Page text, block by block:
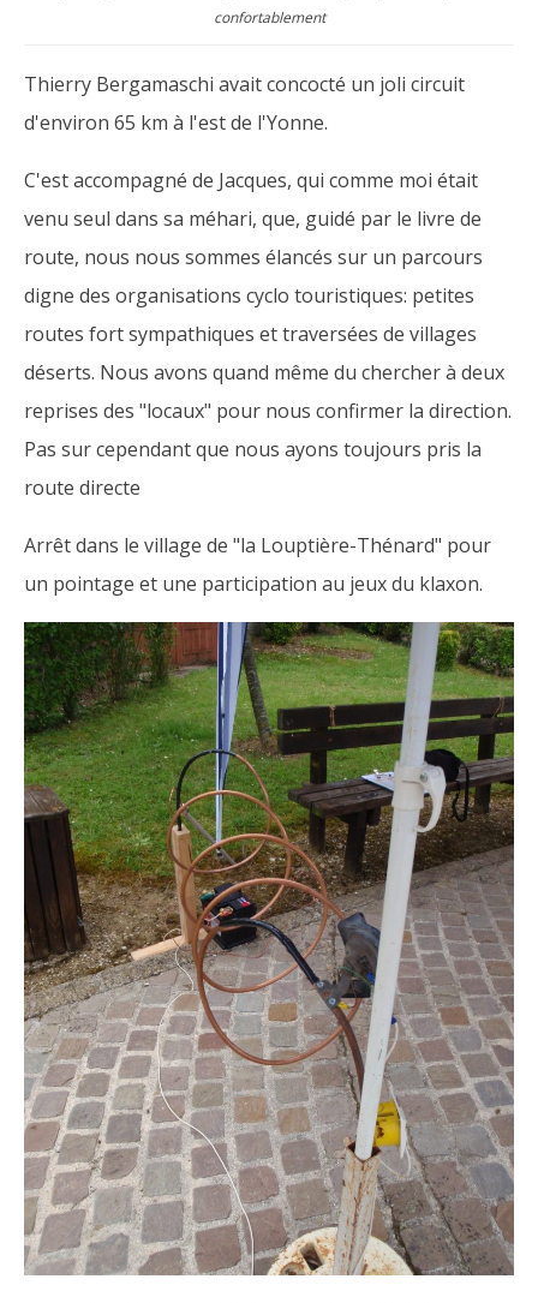
confortablement
Thierry Bergamaschi avait concocté un joli circuit
d'environ 65 km à l'est de l'Yonne.
C'est accompagné de Jacques, qui comme moi était
venu seul dans sa méhari, que, guidé par le livre de
route, nous nous sommes élancés sur un parcours
digne des organisations cyclo touristiques: petites
routes fort sympathiques et traversées de villages
déserts. Nous avons quand même du chercher à deux
reprises des "locaux" pour nous confirmer la direction.
Pas sur cependant que nous ayons toujours pris la
route directe
Arrêt dans le village de "la Louptière-Thénard" pour
un pointage et une participation au jeux du klaxon.